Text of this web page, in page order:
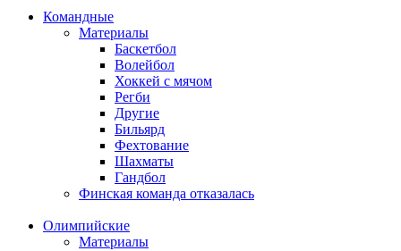
Командные
Материалы
Баскетбол
Волейбол
Хоккей с мячом
Регби
Другие
Бильярд
Фехтование
Шахматы
Гандбол
Финская команда отказалась
Олимпийские
Материалы